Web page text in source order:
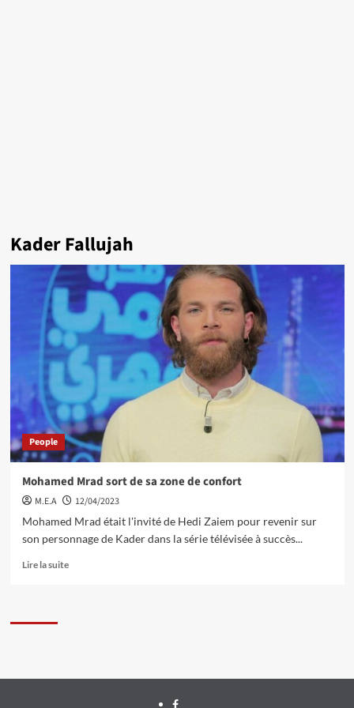
Kader Fallujah
People
Mohamed Mrad sort de sa zone de confort
M.E.A
12/04/2023
Mohamed Mrad était l'invité de Hedi Zaiem pour revenir sur
son personnage de Kader dans la série télévisée à succès...
Lire la suite
Facebook